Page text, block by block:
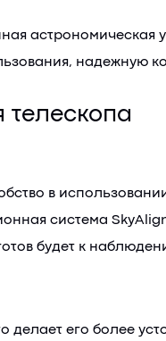
в
система
будет к
делает его более